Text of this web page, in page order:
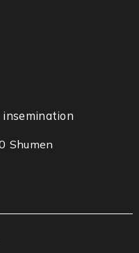
Shumen